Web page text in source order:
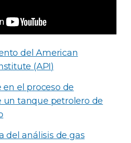
del American
(API)
en el proceso de
un tanque petrolero de
del análisis de gas